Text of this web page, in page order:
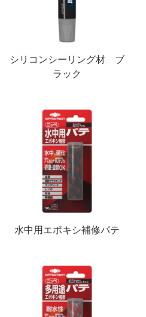
シリコンシーリング材 ブ
ラック
水中用エポキシ補修パテ
鉄製品
その他
うすめ液
下地処理・塗装関連・ その他